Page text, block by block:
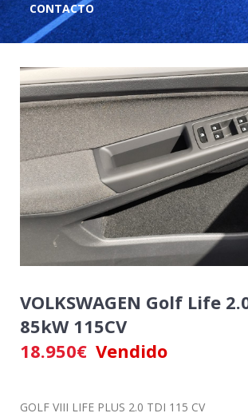
CONTACTO
85kW 115CV
VOLKSWAGEN Golf Life
85kW 115CV
18.950€ Vendido
GOLF VIII LIFE PLUS 2.0 TDI 115 CV